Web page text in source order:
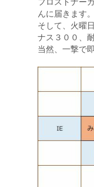
んに届きます。
そして、火曜
ナス３００、
当然、一撃で